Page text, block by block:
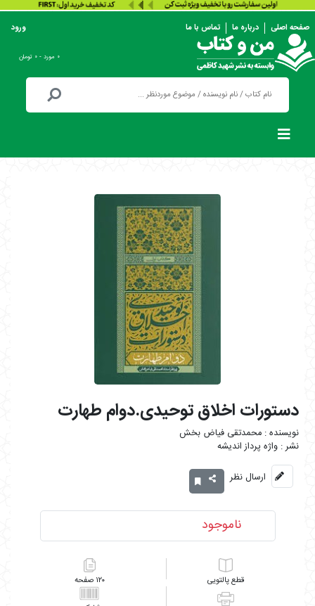
صفحه اصلی درباره ما تماس با ما ورود
۰ مورد - ۰ تومان
دستورات اخلاق توحیدی.دوام طهارت
محمدتقی فیاض بخش
واژه پرداز اندیشه
ارسال نظر
ناموجود
پالتویی ۱۲۰